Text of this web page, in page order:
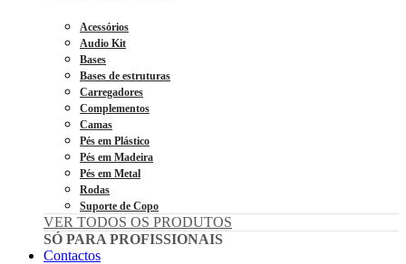
Acessórios
Audio Kit
Bases
Bases de estruturas
Carregadores
Complementos
Camas
Pés em Plástico
Pés em Madeira
Pés em Metal
Rodas
Suporte de Copo
VER TODOS OS PRODUTOS
SÓ PARA PROFISSIONAIS
Contactos